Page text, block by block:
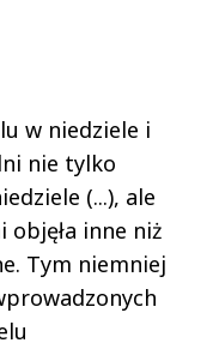
w niedziele i
nie tylko
(...), ale
inne niż
Tym niemniej